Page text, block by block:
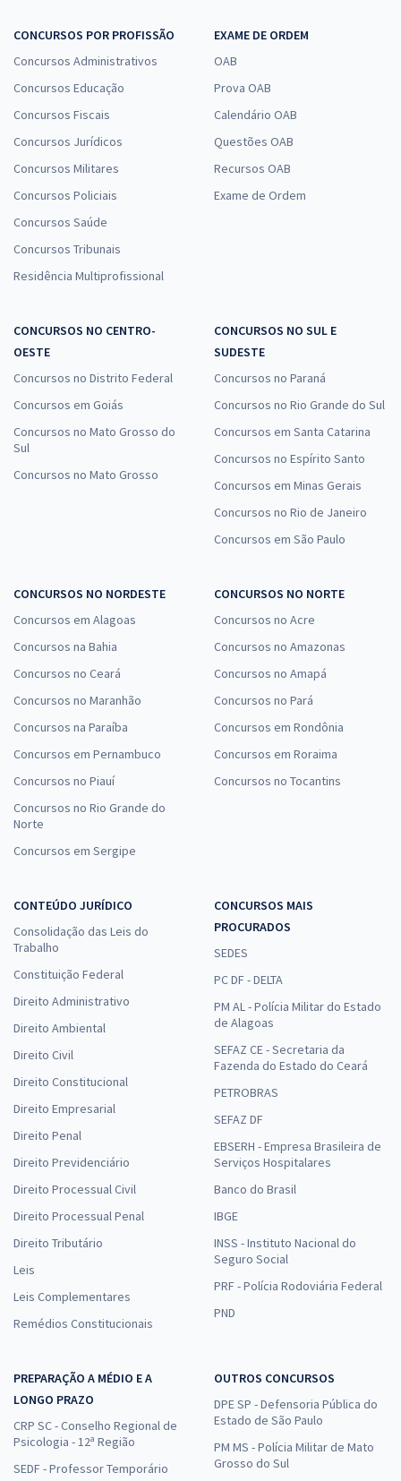
CONCURSOS POR PROFISSÃO
Concursos Administrativos
Concursos Educação
Concursos Fiscais
Concursos Jurídicos
Concursos Militares
Concursos Policiais
Concursos Saúde
Concursos Tribunais
Residência Multiprofissional
EXAME DE ORDEM
OAB
Prova OAB
Calendário OAB
Questões OAB
Recursos OAB
Exame de Ordem
CONCURSOS NO CENTRO-
OESTE
Concursos no Distrito Federal
Concursos em Goiás
Concursos no Mato Grosso do
Sul
Concursos no Mato Grosso
CONCURSOS NO SUL E
SUDESTE
Concursos no Paraná
Concursos no Rio Grande do Sul
Concursos em Santa Catarina
Concursos no Espírito Santo
Concursos em Minas Gerais
Concursos no Rio de Janeiro
Concursos em São Paulo
CONCURSOS NO NORDESTE
Concursos em Alagoas
Concursos na Bahia
Concursos no Ceará
Concursos no Maranhão
Concursos na Paraíba
Concursos em Pernambuco
Concursos no Piauí
Concursos no Rio Grande do
Norte
Concursos em Sergipe
CONCURSOS NO NORTE
Concursos no Acre
Concursos no Amazonas
Concursos no Amapá
Concursos no Pará
Concursos em Rondônia
Concursos em Roraima
Concursos no Tocantins
CONTEÚDO JURÍDICO
Consolidação das Leis do
Trabalho
Constituição Federal
Direito Administrativo
Direito Ambiental
Direito Civil
Direito Constitucional
Direito Empresarial
Direito Penal
Direito Previdenciário
Direito Processual Civil
Direito Processual Penal
Direito Tributário
Leis
Leis Complementares
Remédios Constitucionais
CONCURSOS MAIS
PROCURADOS
SEDES
PC DF - DELTA
PM AL - Polícia Militar do Estado
de Alagoas
SEFAZ CE - Secretaria da
Fazenda do Estado do Ceará
PETROBRAS
SEFAZ DF
EBSERH - Empresa Brasileira de
Serviços Hospitalares
Banco do Brasil
IBGE
INSS - Instituto Nacional do
Seguro Social
PRF - Polícia Rodoviária Federal
PND
PREPARAÇÃO A MÉDIO E A
LONGO PRAZO
CRP SC - Conselho Regional de
Psicologia - 12ª Região
SEDF - Professor Temporário
OUTROS CONCURSOS
DPE SP - Defensoria Pública do
Estado de São Paulo
PM MS - Polícia Militar de Mato
Grosso do Sul